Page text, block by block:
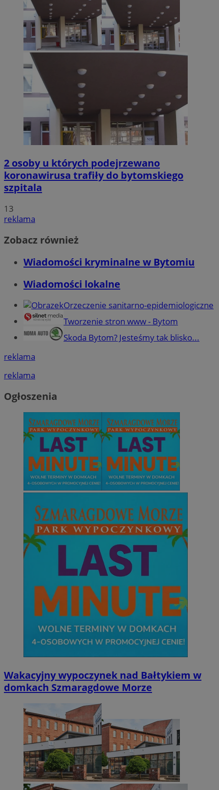
2 osoby u których podejrzewano
koronawirusa trafiły do bytomskiego
szpitala
13
reklama
Zobacz również
Wiadomości kryminalne w Bytomiu
Wiadomości lokalne
Orzeczenie sanitarno-epidemiologiczne
Tworzenie stron www - Bytom
Skoda Bytom? Jesteśmy tak blisko...
reklama
reklama
Ogłoszenia
Wakacyjny wypoczynek nad Bałtykiem w
domkach Szmaragdowe Morze